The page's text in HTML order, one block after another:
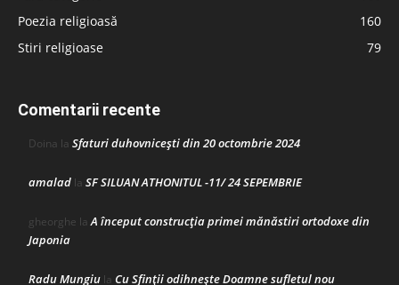
Poezia religioasă
160
Stiri religioase
79
Comentarii recente
Doina la Sfaturi duhovnicești din 20 octombrie 2024
amalad la SF SILUAN ATHONITUL -11/ 24 SEPEMBRIE
gheorghe laA început construcţia primei mănăstiri ortodoxe din
Japonia
Radu Mungiu la Cu Sfinții odihnește Doamne sufletul nou